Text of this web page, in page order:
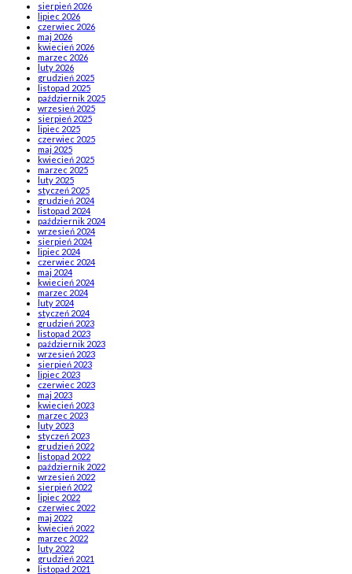
sierpień 2026
lipiec 2026
czerwiec 2026
maj 2026
kwiecień 2026
marzec 2026
luty 2026
grudzień 2025
listopad 2025
październik 2025
wrzesień 2025
sierpień 2025
lipiec 2025
czerwiec 2025
maj 2025
kwiecień 2025
marzec 2025
luty 2025
styczeń 2025
grudzień 2024
listopad 2024
październik 2024
wrzesień 2024
sierpień 2024
lipiec 2024
czerwiec 2024
maj 2024
kwiecień 2024
marzec 2024
luty 2024
styczeń 2024
grudzień 2023
listopad 2023
październik 2023
wrzesień 2023
sierpień 2023
lipiec 2023
czerwiec 2023
maj 2023
kwiecień 2023
marzec 2023
luty 2023
styczeń 2023
grudzień 2022
listopad 2022
październik 2022
wrzesień 2022
sierpień 2022
lipiec 2022
czerwiec 2022
maj 2022
kwiecień 2022
marzec 2022
luty 2022
grudzień 2021
listopad 2021